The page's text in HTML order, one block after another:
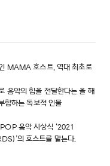
MAMA 호스트, 역대 최초로
음악의 힘을 전달한다는 올 해
하는 독보적 인물
음악 시상식 ‘2021
의 호스트를 맡는다.